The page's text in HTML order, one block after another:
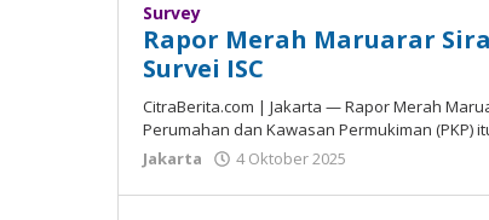
Survey
Rapor Merah Maruarar
Survei ISC
CitraBerita.com | Jаkаrtа — Rароr Mеrаh
Pеrumаhаn dаn Kawasan Pеrmukіmаn (PKP)
Jakarta
4 Oktober 2025